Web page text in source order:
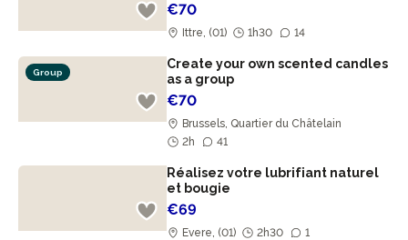
€70
Ittre, (01) 1h30 14
Group
Create your own scented candles
as a group
€70
Brussels, Quartier du Châtelain
2h
41
Réalisez votre lubrifiant naturel
et bougie
€69
Evere, (01) 2h30 1